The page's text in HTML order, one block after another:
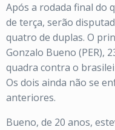
Após a rodada final do
de terça, serão
quatro de duplas. O
Gonzalo Bueno (PER),
quadra contra o
Os dois ainda não se
anteriores.
Bueno, de 20 anos,